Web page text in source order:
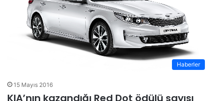
Haberler
15 Mayıs 2016
KIA’nın kazandığı Red Dot ödülü sayısı